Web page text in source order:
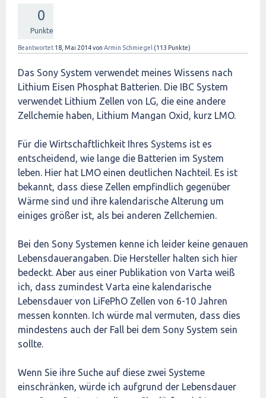
0
Punkte
Beantwortet 18, Mai 2014von Armin Schmiegel (113 Punkte)
Das Sony System verwendet meines Wissens nach
Lithium Eisen Phosphat Batterien. Die IBC System
verwendet Lithium Zellen von LG, die eine andere
Zellchemie haben, Lithium Mangan Oxid, kurz LMO.
Für die Wirtschaftlichkeit Ihres Systems ist es
entscheidend, wie lange die Batterien im System
leben. Hier hat LMO einen deutlichen Nachteil. Es ist
bekannt, dass diese Zellen empfindlich gegenüber
Wärme sind und ihre kalendarische Alterung um
einiges größer ist, als bei anderen Zellchemien.
Bei den Sony Systemen kenne ich leider keine genauen
Lebensdauerangaben. Die Hersteller halten sich hier
bedeckt. Aber aus einer Publikation von Varta weiß
ich, dass zumindest Varta eine kalendarische
Lebensdauer von LiFePhO Zellen von 6-10 Jahren
messen konnten. Ich würde mal vermuten, dass dies
mindestens auch der Fall bei dem Sony System sein
sollte.
Wenn Sie ihre Suche auf diese zwei Systeme
einschränken, würde ich aufgrund der Lebensdauer